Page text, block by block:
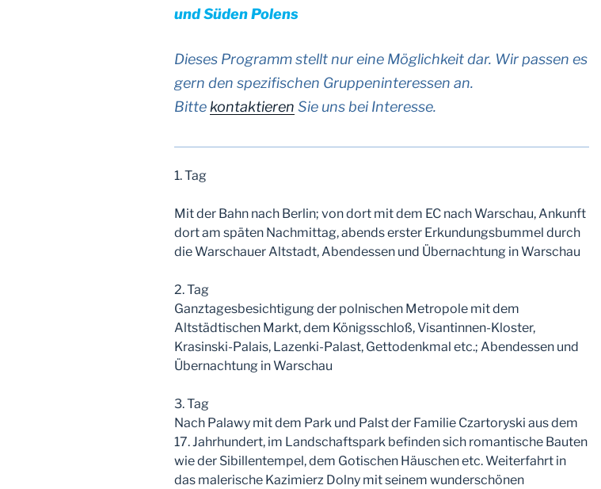
und Süden Polens
Dieses Programm stellt nur eine Möglichkeit dar. Wir passen es
gern den spezifischen Gruppeninteressen an.
Bittekontaktieren Sie uns bei Interesse.
1. Tag
Mit der Bahn nach Berlin; von dort mit dem EC nach Warschau, Ankunft
dort am späten Nachmittag, abends erster Erkundungsbummel durch
die Warschauer Altstadt, Abendessen und Übernachtung in Warschau
2. Tag
Ganztagesbesichtigung der polnischen Metropole mit dem
Altstädtischen Markt, dem Königsschloß, Visantinnen-Kloster,
Krasinski-Palais, Lazenki-Palast, Gettodenkmal etc.; Abendessen und
Übernachtung in Warschau
3. Tag
Nach Palawy mit dem Park und Palst der Familie Czartoryski aus dem
17. Jahrhundert, im Landschaftspark befinden sich romantische Bauten
wie der Sibillentempel, dem Gotischen Häuschen etc. Weiterfahrt in
das malerische Kazimierz Dolny mit seinem wunderschönen